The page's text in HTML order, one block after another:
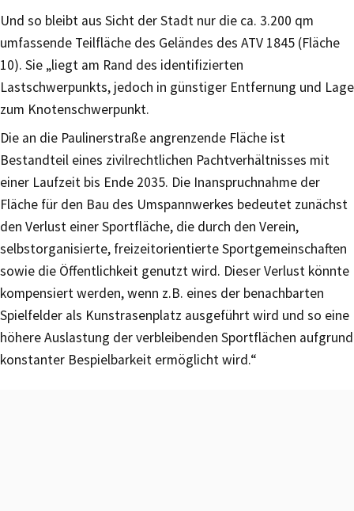
Und so bleibt aus Sicht der Stadt nur die ca. 3.200 qm
umfassende Teilfläche des Geländes des ATV 1845 (Fläche
10). Sie „liegt am Rand des identifizierten
Lastschwerpunkts, jedoch in günstiger Entfernung und Lage
zum Knotenschwerpunkt.
Die an die Paulinerstraße angrenzende Fläche ist
Bestandteil eines zivilrechtlichen Pachtverhältnisses mit
einer Laufzeit bis Ende 2035. Die Inanspruchnahme der
Fläche für den Bau des Umspannwerkes bedeutet zunächst
den Verlust einer Sportfläche, die durch den Verein,
selbstorganisierte, freizeitorientierte Sportgemeinschaften
sowie die Öffentlichkeit genutzt wird. Dieser Verlust könnte
kompensiert werden, wenn z.B. eines der benachbarten
Spielfelder als Kunstrasenplatz ausgeführt wird und so eine
höhere Auslastung der verbleibenden Sportflächen aufgrund
konstanter Bespielbarkeit ermöglicht wird.“